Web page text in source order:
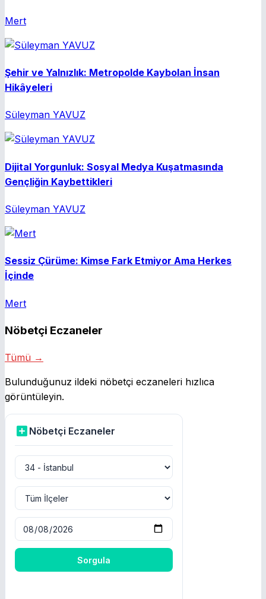
Mert
Şehir ve Yalnızlık: Metropolde Kaybolan İnsan
Hikâyeleri
Süleyman YAVUZ
Dijital Yorgunluk: Sosyal Medya Kuşatmasında
Gençliğin Kaybettikleri
Süleyman YAVUZ
Sessiz Çürüme: Kimse Fark Etmiyor Ama Herkes
İçinde
Mert
Nöbetçi Eczaneler
Tümü →
Bulunduğunuz ildeki nöbetçi eczaneleri hızlıca
görüntüleyin.